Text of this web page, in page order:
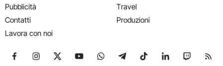
Pubblicità
Contatti
Lavora con noi
Travel
Produzioni
Seguici su Facebook
Seguici su Instagram
Seguici su X
Seguici su YouTube
Seguici su WhatsApp
Seguici su Telegram
Seguici su TikTok
Seguici su
Seguici